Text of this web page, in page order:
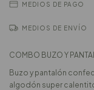
MEDIOS DE PAGO
MEDIOS DE ENVÍO
COMBO BUZO Y
Buzo y pantalón
algodón super